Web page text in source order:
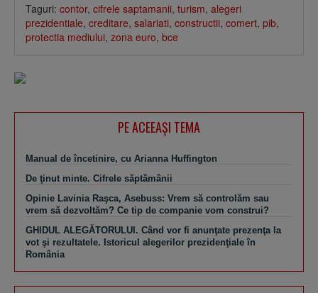
Taguri: contor, cifrele saptamanii, turism, alegeri
prezidentiale, creditare, salariati, constructii, comert, pib,
protectia mediului, zona euro, bce
PE ACEEAŞI TEMA
Manual de încetinire, cu Arianna Huffington
De ţinut minte. Cifrele săptămânii
Opinie Lavinia Raşca, Asebuss: Vrem să controlăm sau
vrem să dezvoltăm? Ce tip de companie vom construi?
GHIDUL ALEGĂTORULUI. Când vor fi anunţate prezenţa la
vot şi rezultatele. Istoricul alegerilor prezidenţiale în
România